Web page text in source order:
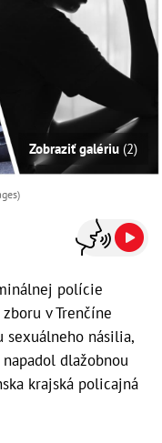
Zobraziť galériu (2)
polície
v Trenčíne
násilia,
dlažobnou
krajská policajná